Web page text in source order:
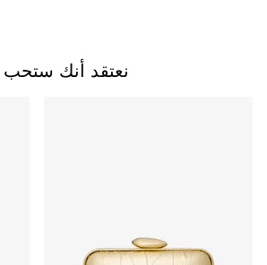
نعتقد أنك ستحب